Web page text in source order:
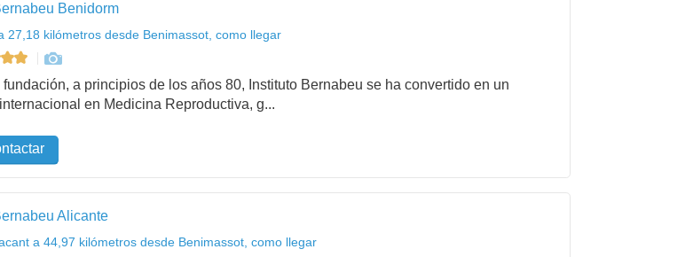
Benidorm
27,18 kilómetros desde Benimassot, como llegar
fundación, a principios de los años 80, Instituto Bernabeu se ha convertido en un
en Medicina Reproductiva, g...
Alicante
a 44,97 kilómetros desde Benimassot, como llegar